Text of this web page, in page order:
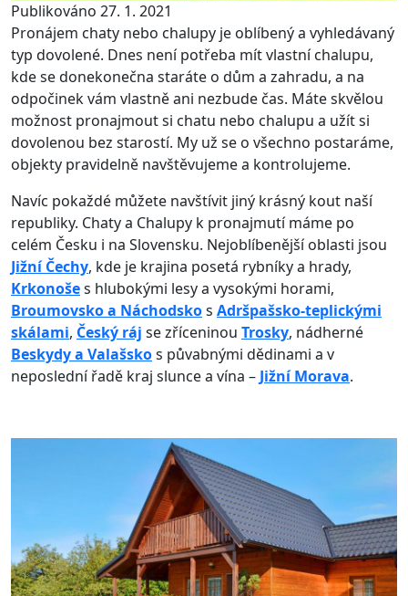
Publikováno 27. 1. 2021
Pronájem chaty nebo chalupy je oblíbený a vyhledávaný
typ dovolené. Dnes není potřeba mít vlastní chalupu,
kde se donekonečna staráte o dům a zahradu, a na
odpočinek vám vlastně ani nezbude čas. Máte skvělou
možnost pronajmout si chatu nebo chalupu a užít si
dovolenou bez starostí. My už se o všechno postaráme,
objekty pravidelně navštěvujeme a kontrolujeme.
Navíc pokaždé můžete navštívit jiný krásný kout naší
republiky. Chaty a Chalupy k pronajmutí máme po
celém Česku i na Slovensku. Nejoblíbenější oblasti jsou
Jižní Čechy, kde je krajina posetá rybníky a hrady,
Krkonošes hlubokými lesy a vysokými horami,
Broumovsko a Náchodskos Adršpašsko-teplickými
skálami, Český ráj se zříceninou Trosky, nádherné
Beskydy a Valašskos půvabnými dědinami a v
neposlední řadě kraj slunce a vína – Jižní Morava.